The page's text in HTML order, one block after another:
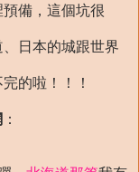
備，這個坑很
日本的城跟世界
的啦！！！
：